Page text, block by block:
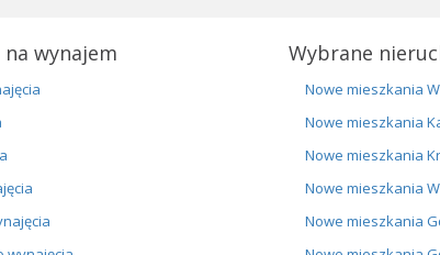
wynajem Wybrane
Nowe mieszkania
Nowe mieszkania
Nowe mieszkania
Nowe mieszkania
Nowe mieszkania